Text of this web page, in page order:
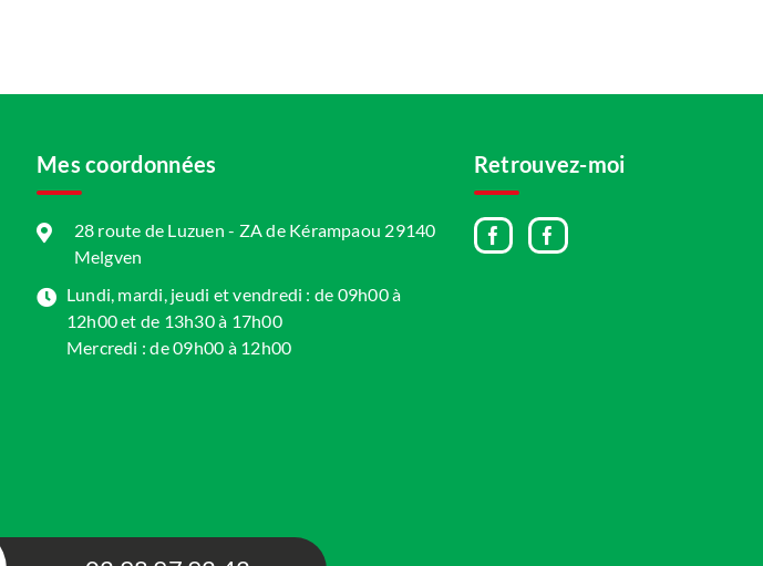
Mes coordonnées
28 route de Luzuen - ZA de Kérampaou 29140
Melgven
Lundi, mardi, jeudi et vendredi : de 09h00 à
12h00 et de 13h30 à 17h00
Mercredi : de 09h00 à 12h00
Retrouvez-moi